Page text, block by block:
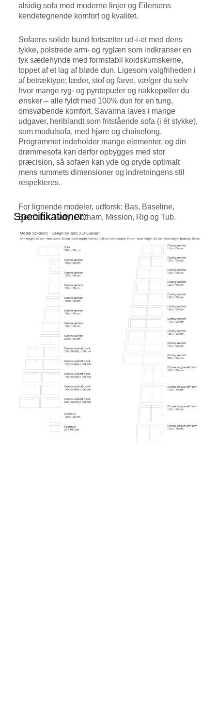
alsidig sofa med moderne linjer og Eilersens
kendetegnende komfort og kvalitet.
Sofaens solide bund fortsætter ud-i-et med dens
tykke, polstrede arm- og ryglæn som indkranser en
tyk sædehynde med formstabil koldskumskerne,
toppet af et lag af bløde dun. Ligesom valgfriheden i
af betræktype; læder, stof og farve, vælger du selv
hvor mange ryg- og pyntepuder og nakkepøller du
ønsker – alle fyldt med 100% dun for en tung,
omsvøbende komfort. Savanna laves i mange
udgaver, heriblandt som fritstående sofa (i ét stykke),
som modulsofa, med hjøre og chaiselong.
Programmet indeholder mange elementer, og din
drømmesofa kan derfor opbygges med stor
præcision, så sofaen kan yde og pryde optimalt
mens rummets dimensioner og indretningens stil
respekteres.
For lignende modeler, udforsk: Bas, Baseline,
Bermuda,Fatty,Gotham, Mission, Rig ogTub.
Specifikationer: